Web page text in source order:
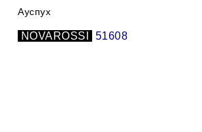
Ауспух
NOVAROSSI 51608